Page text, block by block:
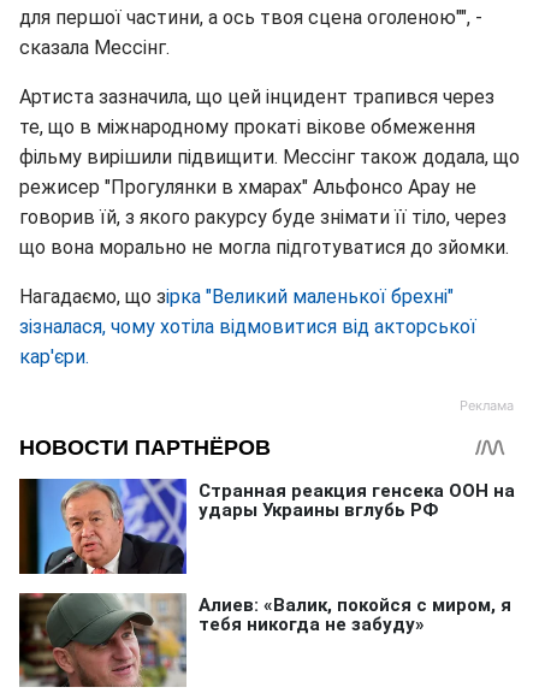
для першої частини, а ось твоя сцена оголеною"", -
сказала Мессінг.
Артиста зазначила, що цей інцидент трапився через
те, що в міжнародному прокаті вікове обмеження
фільму вирішили підвищити. Мессінг також додала, що
режисер "Прогулянки в хмарах" Альфонсо Арау не
говорив їй, з якого ракурсу буде знімати її тіло, через
що вона морально не могла підготуватися до зйомки.
Нагадаємо, що зірка "Великий маленької брехні"
зізналася, чому хотіла відмовитися від акторської
кар'єри.